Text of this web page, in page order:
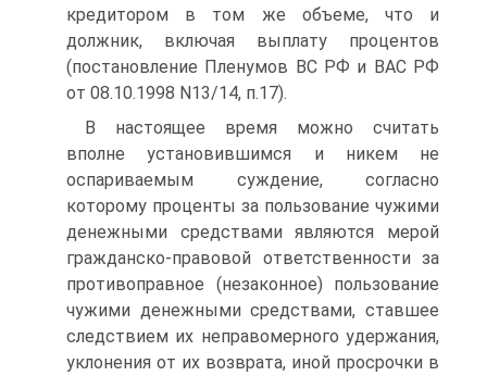
кредитором в том же объеме, что и
должник, включая выплату процентов
(постановление Пленумов ВС РФ и ВАС РФ
от 08.10.1998 N13/14, п.17).
В настоящее время можно считать
вполне установившимся и никем не
оспариваемым суждение, согласно
которому проценты за пользование чужими
денежными средствами являются мерой
гражданско-правовой ответственности за
противоправное (незаконное) пользование
чужими денежными средствами, ставшее
следствием их неправомерного удержания,
уклонения от их возврата, иной просрочки в